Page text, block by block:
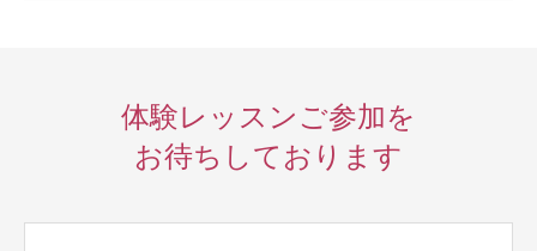
体験レッスンご参加を
お待ちしております